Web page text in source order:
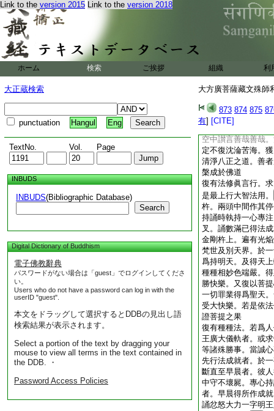
Link to the version 2015 Link to the version 2018
ホーム 検索 ご挨拶 組織 利
大正蔵検索
punctuation Hangul Eng
TextNo. Vol. Page
INBUDS
INBUDS(Bibliographic Database)
Search
Digital Dictionary of Buddhism
電子佛教辭典
パスワードがない場合は「guest」でログインしてくださ
い。
Users who do not have a password can log in with the
userID "guest".
本文をドラッグして選択するとDDBの見出し語
検索結果が表示されます。
Select a portion of the text by dragging your
mouse to view all terms in the text contained in
the DDB. ・
Password Access Policies
大方廣菩薩藏文殊
873 874 875
有] [CITE]
切眞言行。作大供
眞言王具種種相。
供養於一刹那中發
世界皆能得到。得
又復有法若有行人
金銀器或銅瓦器。
百千不剩不少。唯
女人執事彼燈。一
養奉獻一一皆遍。
少剩。如是供養竟
鼓音普遍吼聲。有
空中讃言善哉善哉
定不復沈淪苦海。
清淨八正之道。善
槃成於佛道
復有法修眞言行。
是最上行大智法用。
杵。兩頭中間作其
持誦時執持一心專
叉。誦數滿已得法
金剛杵上。遍有光
梵世及別天界。於
爲持明天。及得天
種種相妙色端嚴。
勝快樂。又復以菩
一切罪業得爲聖天
受大快樂。若是依
證菩提之果
復有種種法。若爲
王廣大儀軌者。或
等諸殊勝事。當誠
先行法成就者。於
斷直至早晨者。彼
中守不壞屍。專心
者。早晨得所作成
誦忿怒大力一字明